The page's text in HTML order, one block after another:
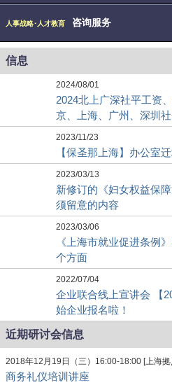
人事战略･人才教育 咨询服务
信息
2024/08/01
2024北上广深社平工资
京、上海、广州、深圳社
2023/11/23
【保圣那上海】办公室
2023/03/13
新修订的《妇女权益保
须留意的内容
2023/03/06
《上海市就业促进条例
个方面
2022/07/04
企业联合线上宣讲会 【
始企业报名啦！
近期研讨会信息
2018年12月19日（三）16:00-18:00 [上海拠
商务礼仪培训讲座